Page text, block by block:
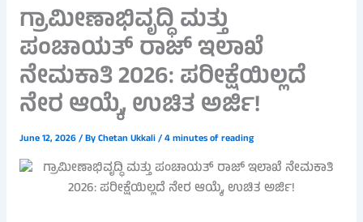
ಗ್ರಾಮೀಣಾಭಿವೃದ್ಧಿ ಮತ್ತು
ಪಂಚಾಯತ್ ರಾಜ್ ಇಲಾಖೆ
ನೇಮಕಾತಿ 2026: ಪರೀಕ್ಷೆಯಿಲ್ಲದೆ
ನೇರ ಆಯ್ಕೆ, ಉಚಿತ ಅರ್ಜಿ!
June 12, 2026/ ByChetan Ukkali/4 minutes of reading